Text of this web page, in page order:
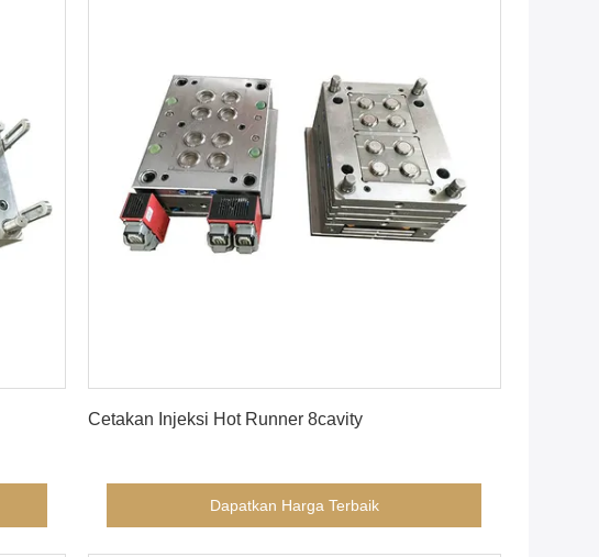
Cetakan Injeksi Hot Runner 8cavity
Dapatkan Harga Terbaik